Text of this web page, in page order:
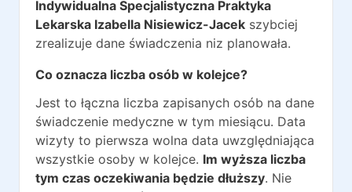
Indywidualna Specjalistyczna Praktyka
Lekarska Izabella Nisiewicz-Jacek szybciej
zrealizuje dane świadczenia niz planowała.
Co oznacza liczba osób w kolejce?
Jest to łączna liczba zapisanych osób na dane
świadczenie medyczne w tym miesiącu. Data
wizyty to pierwsza wolna data uwzględniająca
wszystkie osoby w kolejce. Im wyższa liczba
tym czas oczekiwania będzie dłuższy. Nie